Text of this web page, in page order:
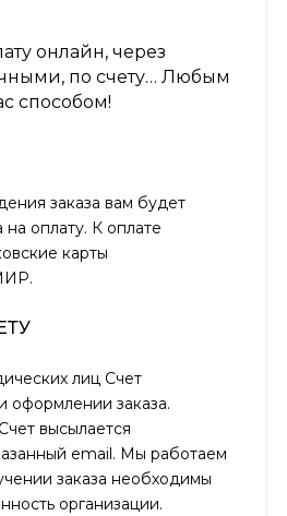
онлайн, через
по счету… Любым
способом!
заказа вам будет
на оплату. К оплате
карты
лиц Счет
оформлении заказа.
высылается
email. Мы работаем
заказа необходимы
организации.